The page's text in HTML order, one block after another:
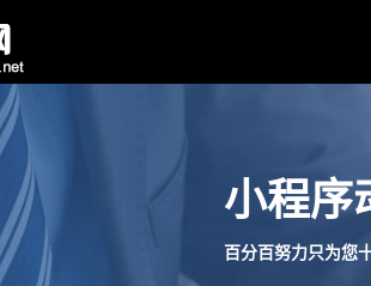
小程序
百分百努力只为您